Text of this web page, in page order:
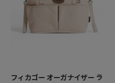
フィカゴー オーガナイザー ラ